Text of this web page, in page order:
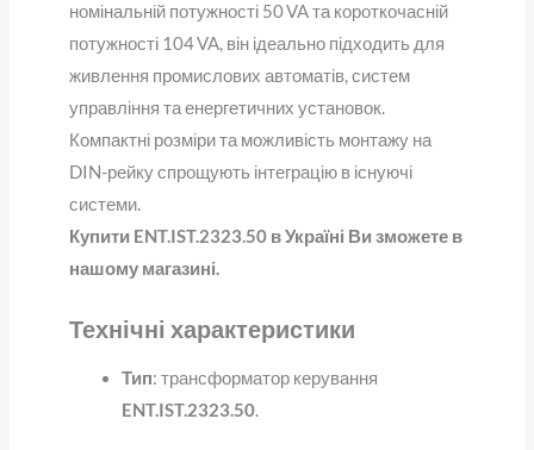
номінальній потужності 50 VA та короткочасній
потужності 104 VA, він ідеально підходить для
живлення промислових автоматів, систем
управління та енергетичних установок.
Компактні розміри та можливість монтажу на
DIN-рейку спрощують інтеграцію в існуючі
системи.
Купити ENT.IST.2323.50 в Україні Ви зможете в
нашому магазині.
Технічні характеристики
Тип: трансформатор керування
ENT.IST.2323.50.